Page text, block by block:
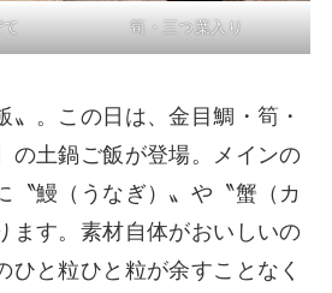
筍・三つ葉入り
〟。この日は、金目鯛・筍・
の土鍋ご飯が登場。メインの
〝鰻（うなぎ）〟や〝蟹（カ
ます。素材自体がおいしいの
ひと粒ひと粒が余すことなく